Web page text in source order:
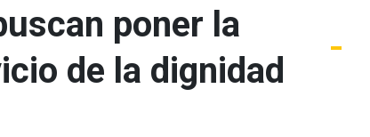
poner la
de la dignidad